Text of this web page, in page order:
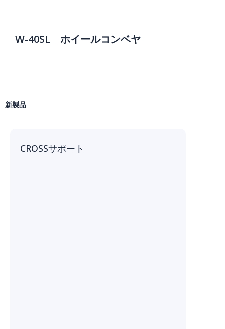
W-40SL ホイールコンベヤ
新製品
CROSSサポート